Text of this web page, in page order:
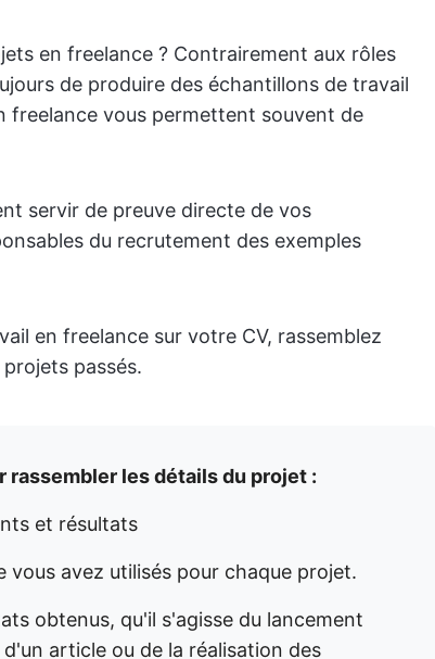
en freelance ? Contrairement aux rôles
de produire des échantillons de travail
freelance vous permettent souvent de
servir de preuve directe de vos
du recrutement des exemples
en freelance sur votre CV, rassemblez
passés.
les détails du projet :
et résultats
avez utilisés pour chaque projet.
obtenus, qu'il s'agisse du lancement
article ou de la réalisation des